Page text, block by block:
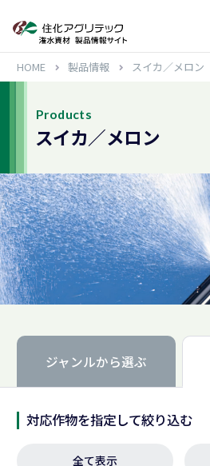
HOME 製品情報 スイカ／メロン
Products
スイカ／メロン
ジャンルから選ぶ
対応作物を指定して絞り込む
全て表示
ジャンルから選ぶ
噴霧散水
水平散水
点滴潅水
サイド・頭上潅水
液肥混入器
自動潅水／施肥システム
周辺部材